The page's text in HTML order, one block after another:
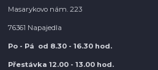
Masarykovo nám. 223
76361 Napajedla
Po - Pá od 8.30 - 16.30 hod.
Přestávka 12.00 - 13.00 hod.